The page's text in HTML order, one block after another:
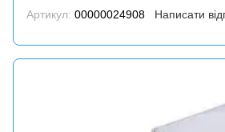
Артикул: 00000024908 Написати